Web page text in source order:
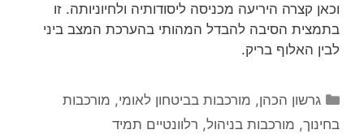
וכאן קצרה היריעה מכניסה ליסודותיה ולחיוניותה. זו
בתמצית הסיבה להבדל המהותי בהערכת המצב ביני
לבין האלוף בריק.
קטגוריות
גרשון הכהן, מורכבות בביטחון לאומי, מורכבות
בחינוך, מורכבות בניהול, רלוונטיים תמיד